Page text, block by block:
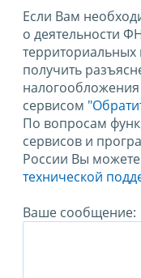
Если Вам
о деятельности
территориальных
получить
сервисом
По вопросам
сервисов и
России Вы
технической
Ваше сообщение: